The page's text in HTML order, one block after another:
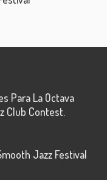
Para La Octava
Club Contest.
Jazz Festival